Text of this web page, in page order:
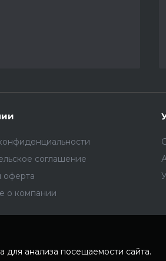
соглашение
оферта
о компании
анализа посещаемости сайта.